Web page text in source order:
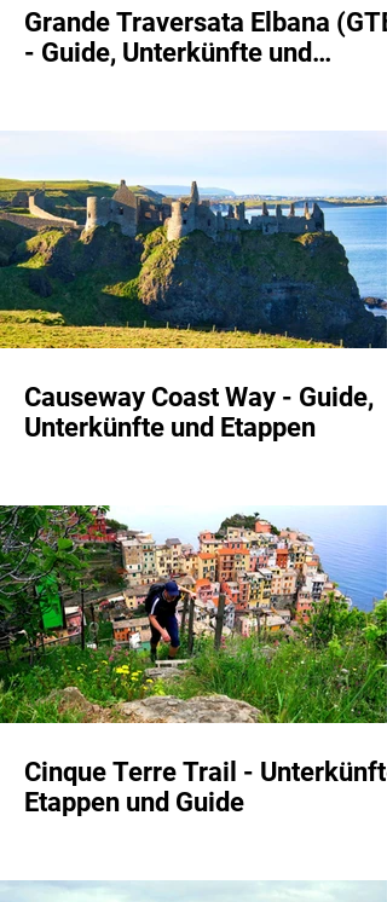
Grande Traversata Elbana
- Guide, Unterkünfte und
Causeway Coast Way - Guide,
Unterkünfte und Etappen
Cinque Terre Trail -
Etappen und Guide